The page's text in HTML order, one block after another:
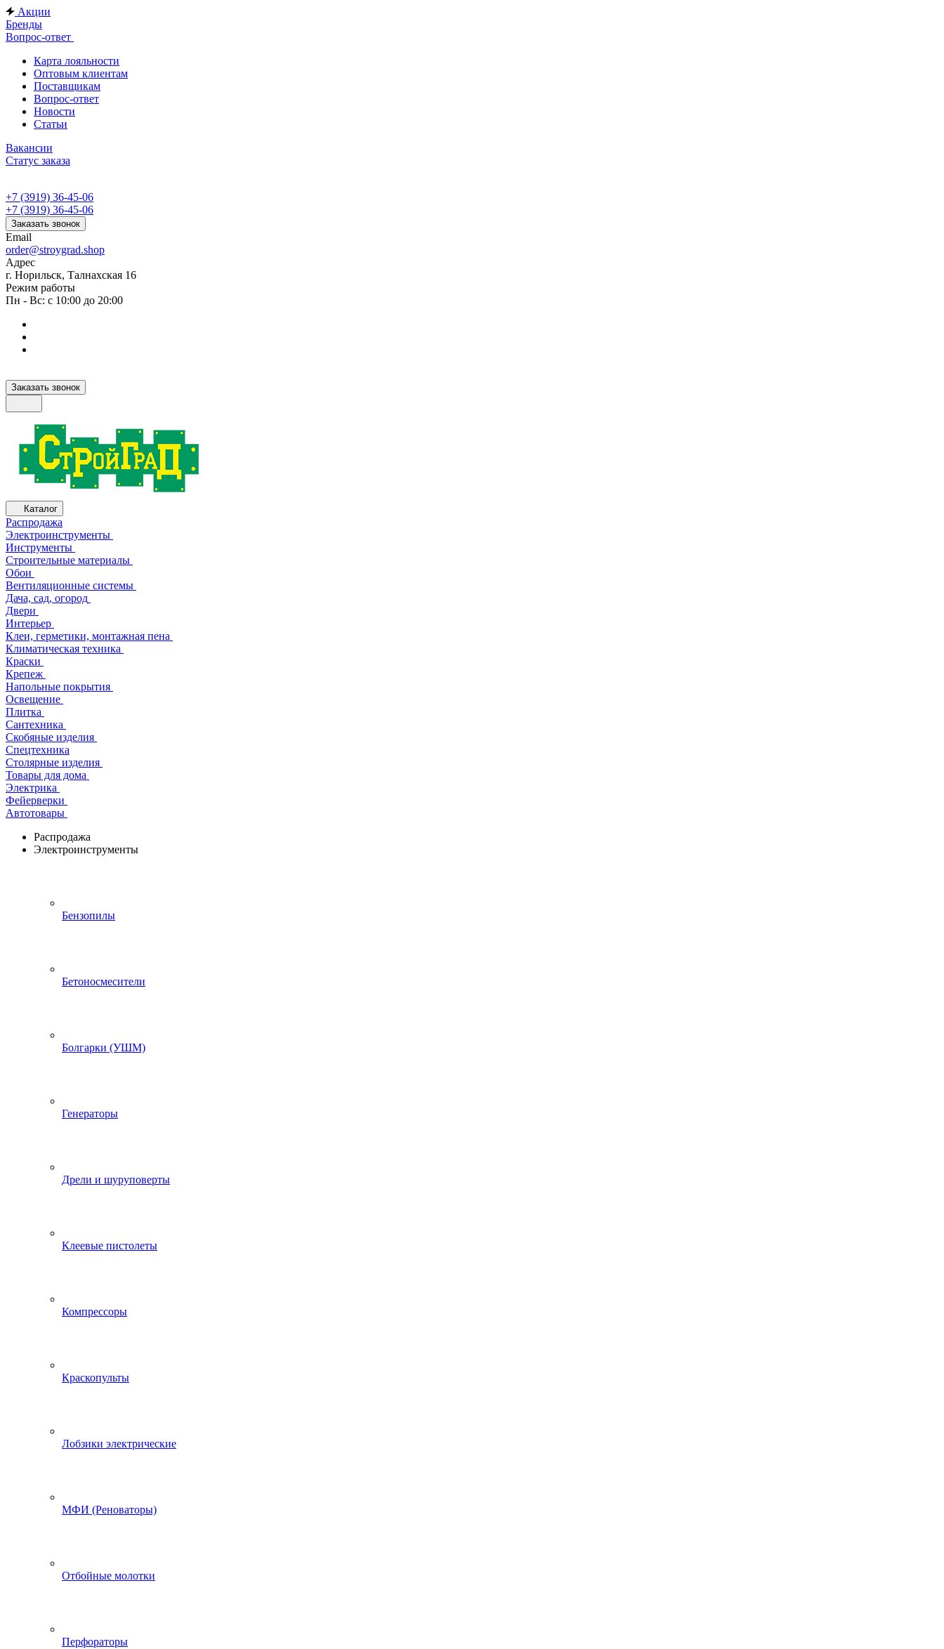
Акции
Бренды
Вопрос-ответ
Карта лояльности
Оптовым клиентам
Поставщикам
Вопрос-ответ
Новости
Статьи
Вакансии
Статус заказа
+7 (3919) 36-45-06
+7 (3919) 36-45-06
Заказать звонок
Email
order@stroygrad.shop
Адрес
г. Норильск, Талнахская 16
Режим работы
Пн - Вс: с 10:00 до 20:00
Заказать звонок
Каталог
Распродажа
Электроинструменты
Инструменты
Строительные материалы
Обои
Вентиляционные системы
Дача, сад, огород
Двери
Интерьер
Клеи, герметики, монтажная пена
Климатическая техника
Краски
Крепеж
Напольные покрытия
Освещение
Плитка
Сантехника
Скобяные изделия
Спецтехника
Столярные изделия
Товары для дома
Электрика
Фейерверки
Автотовары
Распродажа
Электроинструменты
Бензопилы
Бетоносмесители
Болгарки (УШМ)
Генераторы
Дрели и шуруповерты
Клеевые пистолеты
Компрессоры
Краскопульты
Лобзики электрические
МФИ (Реноваторы)
Отбойные молотки
Перфораторы